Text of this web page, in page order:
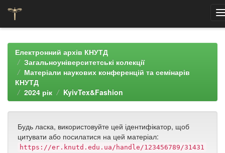
navigationЕлектронний архів КНУТД
Загальноуніверситетські колекції
Матеріали наукових конференцій та семінарів
КНУТД
2024 рік
KyivTex&Fashion
Будь ласка, використовуйте цей ідентифікатор, щоб
цитувати або посилатися на цей матеріал:
https://er.knutd.edu.ua/handle/123456789/31431